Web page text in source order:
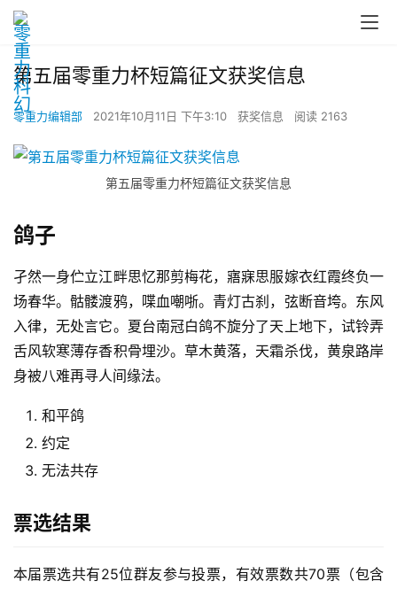
第五届零重力杯短篇征文获奖信息
零重力编辑部 2021年10月11日 下午3:10 获奖信息 阅读 2163
第五届零重力杯短篇征文获奖信息
鸽子
孑然一身伫立江畔思忆那剪梅花，寤寐思服嫁衣红霞终负一
场春华。骷髅渡鸦，喋血嘲哳。青灯古刹，弦断音垮。东风
入律，无处言它。夏台南冠白鸽不旋分了天上地下，试铃弄
舌风软寒薄存香积骨埋沙。草木黄落，天霜杀伐，黄泉路岸
身被八难再寻人间缘法。
和平鸽
约定
无法共存
票选结果
本届票选共有25位群友参与投票，有效票数共70票（包含